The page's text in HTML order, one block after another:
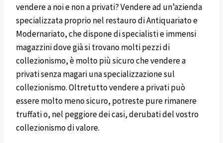
vendere a noi e non a privati? Vendere ad un’azienda
specializzata proprio nel restauro di Antiquariato e
Modernariato, che dispone di specialisti e immensi
magazzini dove già si trovano molti pezzi di
collezionismo, è molto più sicuro che vendere a
privati senza magari una specializzazione sul
collezionismo. Oltretutto vendere a privati può
essere molto meno sicuro, potreste pure rimanere
truffati o, nel peggiore dei casi, derubati del vostro
collezionismo di valore.